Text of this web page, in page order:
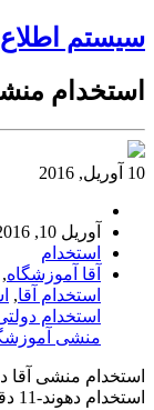
سیستم
استخدام
10 آوریل, 2016
آوریل 10, 2016
استخدام
آقا آموزشگاه,
استخدام آقا,
استخدام
منشی
استخدام منشی آقا
استخدام دهوند-11 دقیقه پیش